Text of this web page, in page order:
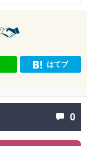
はてブ
0